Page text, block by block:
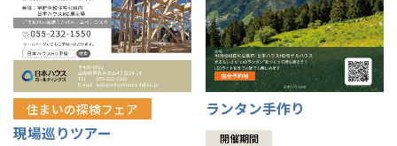
住まいの探検フェア
現場巡りツアー
ランタン手作り
開催期間